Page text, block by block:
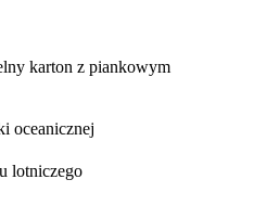
karton z piankowym
oceanicznej
lotniczego